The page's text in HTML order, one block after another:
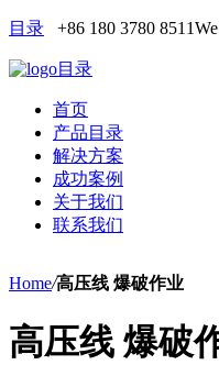
目录 +86 180 3780 8511
目录
首页
产品目录
解决方案
成功案例
关于我们
联系我们
Home/高压线 爆破作业
高压线 爆破